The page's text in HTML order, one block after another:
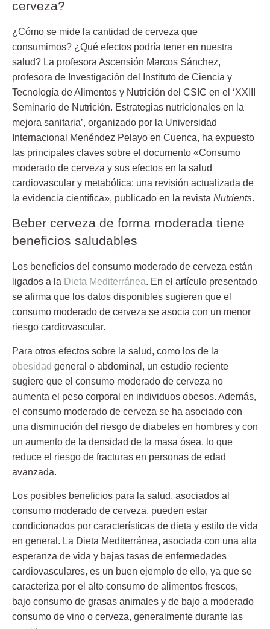
cerveza?
¿Cómo se mide la cantidad de cerveza que
consumimos? ¿Qué efectos podría tener en nuestra
salud? La profesora Ascensión Marcos Sánchez,
profesora de Investigación del Instituto de Ciencia y
Tecnología de Alimentos y Nutrición del CSIC en el ‘XXIII
Seminario de Nutrición. Estrategias nutricionales en la
mejora sanitaria’, organizado por la Universidad
Internacional Menéndez Pelayo en Cuenca, ha expuesto
las principales claves sobre el documento «Consumo
moderado de cerveza y sus efectos en la salud
cardiovascular y metabólica: una revisión actualizada de
la evidencia científica», publicado en la revista Nutrients.
Beber cerveza de forma moderada tiene
beneficios saludables
Los beneficios del consumo moderado de cerveza están
ligados a la Dieta Mediterránea. En el artículo presentado
se afirma que los datos disponibles sugieren que el
consumo moderado de cerveza se asocia con un menor
riesgo cardiovascular.
Para otros efectos sobre la salud, como los de la
obesidad general o abdominal, un estudio reciente
sugiere que el consumo moderado de cerveza no
aumenta el peso corporal en individuos obesos. Además,
el consumo moderado de cerveza se ha asociado con
una disminución del riesgo de diabetes en hombres y con
un aumento de la densidad de la masa ósea, lo que
reduce el riesgo de fracturas en personas de edad
avanzada.
Los posibles beneficios para la salud, asociados al
consumo moderado de cerveza, pueden estar
condicionados por características de dieta y estilo de vida
en general. La Dieta Mediterránea, asociada con una alta
esperanza de vida y bajas tasas de enfermedades
cardiovasculares, es un buen ejemplo de ello, ya que se
caracteriza por el alto consumo de alimentos frescos,
bajo consumo de grasas animales y de bajo a moderado
consumo de vino o cerveza, generalmente durante las